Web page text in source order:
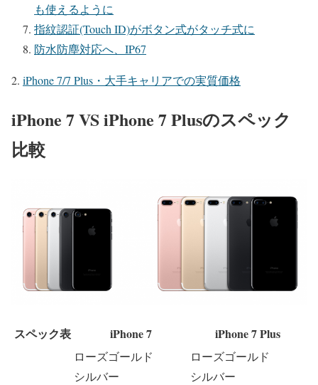
も使えるように
指紋認証(Touch ID)がボタン式がタッチ式に
防水防塵対応へ、IP67
iPhone 7/7 Plus・大手キャリアでの実質価格
iPhone 7 VS iPhone 7 Plusのスペック
比較
スペック表 iPhone 7 iPhone 7 Plus
ローズゴールド
シルバー
ローズゴールド
シルバー